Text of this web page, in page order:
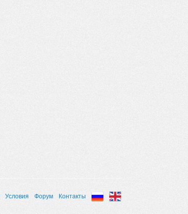
Условия Форум Контакты